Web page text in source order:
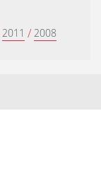
2011 / 2008